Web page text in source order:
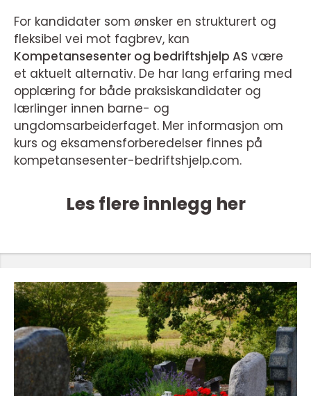
For kandidater som ønsker en strukturert og
fleksibel vei mot fagbrev, kan
Kompetansesenter og bedriftshjelp AS være
et aktuelt alternativ. De har lang erfaring med
opplæring for både praksiskandidater og
lærlinger innen barne- og
ungdomsarbeiderfaget. Mer informasjon om
kurs og eksamensforberedelser finnes på
kompetansesenter-bedriftshjelp.com.
Les flere innlegg her